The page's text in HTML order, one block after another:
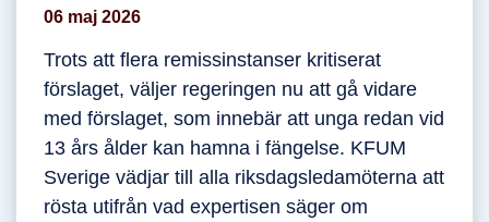
06 maj 2026
Trots att flera remissinstanser kritiserat
förslaget, väljer regeringen nu att gå vidare
med förslaget, som innebär att unga redan vid
13 års ålder kan hamna i fängelse. KFUM
Sverige vädjar till alla riksdagsledamöterna att
rösta utifrån vad expertisen säger om